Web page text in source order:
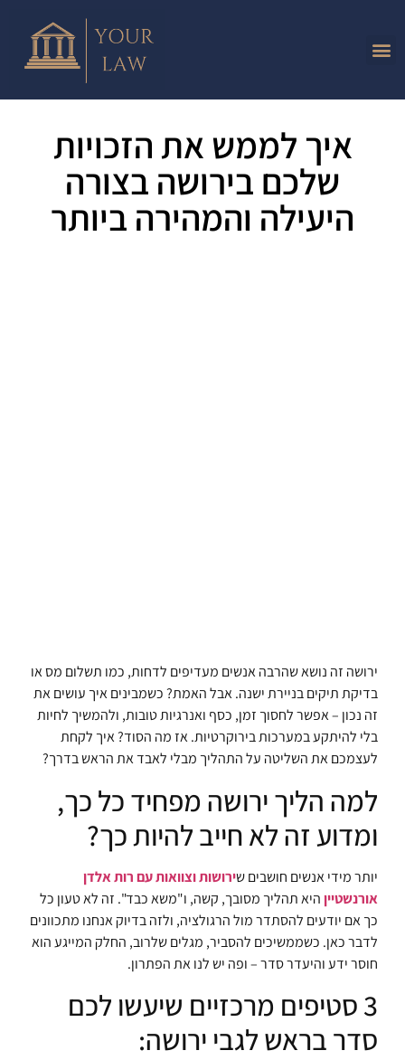
איך לממש את הזכויות
שלכם בירושה בצורה
היעילה והמהירה ביותר
ירושה זה נושא שהרבה אנשים מעדיפים לדחות, כמו תשלום מס או
בדיקת תיקים בניירת ישנה. אבל האמת? כשמבינים איך עושים את
זה נכון – אפשר לחסוך זמן, כסף ואנרגיות טובות, ולהמשיך לחיות
בלי להיתקע במערכות בירוקרטיות. אז מה הסוד? איך לקחת
לעצמכם את השליטה על התהליך מבלי לאבד את הראש בדרך?
למה הליך ירושה מפחיד כל כך,
ומדוע זה לא חייב להיות כך?
יותר מידי אנשים חושבים שירושות וצוואות עם רות אלדן
אורנשטייןהיא תהליך מסובך, קשה, ו"משא כבד". זה לא טעון כל
כך אם יודעים להסתדר מול הרגולציה, ולזה בדיוק אנחנו מתכוונים
לדבר כאן. כשממשיכים להסביר, מגלים שלרוב, החלק המייגע הוא
חוסר ידע והיעדר סדר – ופה יש לנו את הפתרון.
3 סטיפים מרכזיים שיעשו לכם
סדר בראש לגבי ירושה: